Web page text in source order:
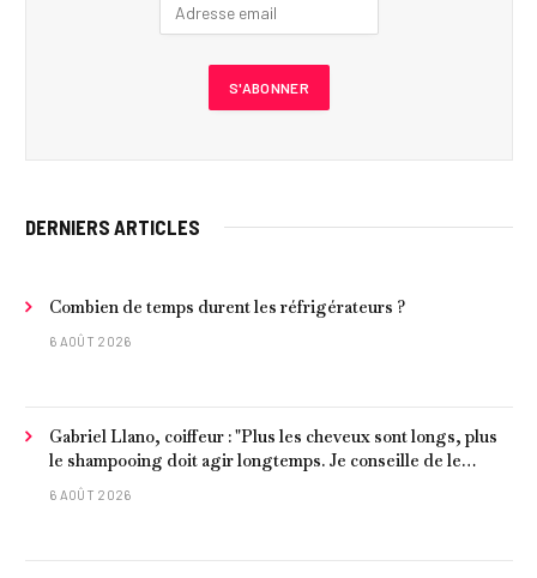
DERNIERS ARTICLES
Combien de temps durent les réfrigérateurs ?
6 AOÛT 2026
Gabriel Llano, coiffeur : "Plus les cheveux sont longs, plus
le shampooing doit agir longtemps. Je conseille de le
laisser entre 1 et 3 minutes."
6 AOÛT 2026